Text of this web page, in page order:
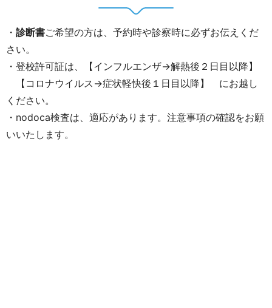
・ 診断書ご希望の方は、予約時や診察時に必ずお伝えくだ
さい。
・登校許可証は、【インフルエンザ→解熱後２日目以降】
【コロナウイルス→症状軽快後１日目以降】 にお越し
ください。
・nodoca検査は、適応があります。注意事項の確認をお願
いいたします。